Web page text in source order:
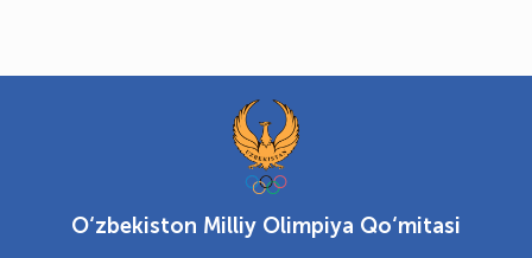
O‘zbekiston Milliy Olimpiya Qo‘mitasi